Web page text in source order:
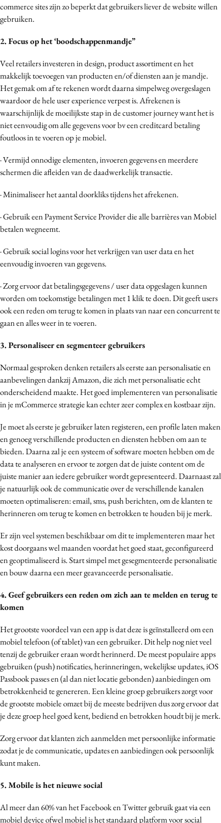
commerce sites zijn zo beperkt dat gebruikers liever de website willen
gebruiken.
2. Focus op het ‘boodschappenmandje”
Veel retailers investeren in design, product assortiment en het
makkelijk toevoegen van producten en/of diensten aan je mandje.
Het gemak om af te rekenen wordt daarna simpelweg overgeslagen
waardoor de hele user experience verpest is. Afrekenen is
waarschijnlijk de moeilijkste stap in de customer journey want het is
niet eenvoudig om alle gegevens voor bv een creditcard betaling
foutloos in te voeren op je mobiel.
· Vermijd onnodige elementen, invoeren gegevens en meerdere
schermen die afleiden van de daadwerkelijk transactie.
· Minimaliseer het aantal doorkliks tijdens het afrekenen.
· Gebruik een Payment Service Provider die alle barrières van Mobiel
betalen wegneemt.
· Gebruik social logins voor het verkrijgen van user data en het
eenvoudig invoeren van gegevens.
· Zorg ervoor dat betalingsgegevens / user data opgeslagen kunnen
worden om toekomstige betalingen met 1 klik te doen. Dit geeft users
ook een reden om terug te komen in plaats van naar een concurrent te
gaan en alles weer in te voeren.
3. Personaliseer en segmenteer gebruikers
Normaal gesproken denken retailers als eerste aan personalisatie en
aanbevelingen dankzij Amazon, die zich met personalisatie echt
onderscheidend maakte. Het goed implementeren van personalisatie
in je mCommerce strategie kan echter zeer complex en kostbaar zijn.
Je moet als eerste je gebruiker laten registeren, een profile laten maken
en genoeg verschillende producten en diensten hebben om aan te
bieden. Daarna zal je een systeem of software moeten hebben om de
data te analyseren en ervoor te zorgen dat de juiste content om de
juiste manier aan iedere gebruiker wordt gepresenteerd. Daarnaast zal
je natuurlijk ook de communicatie over de verschillende kanalen
moeten optimaliseren: email, sms, push berichten, om de klanten te
herinneren om terug te komen en betrokken te houden bij je merk.
Er zijn veel systemen beschikbaar om dit te implementeren maar het
kost doorgaans wel maanden voordat het goed staat, geconfigureerd
en geoptimaliseerd is. Start simpel met gesegmenteerde personalisatie
en bouw daarna een meer geavanceerde personalisatie.
4. Geef gebruikers een reden om zich aan te melden en terug te
komen
Het grootste voordeel van een app is dat deze is geïnstalleerd om een
mobiel telefoon (of tablet) van een gebruiker. Dit help nog niet veel
tenzij de gebruiker eraan wordt herinnerd. De meest populaire apps
gebruiken (push) notificaties, herinneringen, wekelijkse updates, iOS
Passbook passes en (al dan niet locatie gebonden) aanbiedingen om
betrokkenheid te genereren. Een kleine groep gebruikers zorgt voor
de grootste mobiele omzet bij de meeste bedrijven dus zorg ervoor dat
je deze groep heel goed kent, bediend en betrokken houdt bij je merk.
Zorg ervoor dat klanten zich aanmelden met persoonlijke informatie
zodat je de communicatie, updates en aanbiedingen ook persoonlijk
kunt maken.
5. Mobile is het nieuwe social
Al meer dan 60% van het Facebook en Twitter gebruik gaat via een
mobiel device ofwel mobiel is het standaard platform voor social